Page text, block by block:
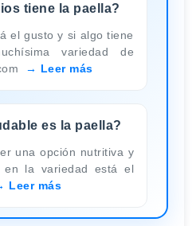
tiene la paella?
el gusto y si algo tiene
variedad de
Leer más
es la paella?
una opción nutritiva y
en la variedad está el
Leer más